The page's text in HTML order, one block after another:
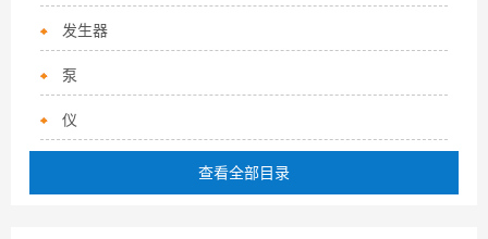
发生器
泵
仪
查看全部目录